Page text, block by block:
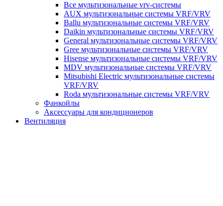
Все мультизональные vrv-системы
AUX мультизональные системы VRF/VRV
Ballu мультизональные системы VRF/VRV
Daikin мультизональные системы VRF/VRV
General мультизональные системы VRF/VRV
Gree мультизональные системы VRF/VRV
Hisense мультизональные системы VRF/VRV
MDV мультизональные системы VRF/VRV
Mitsubishi Electric мультизональные системы
VRF/VRV
Roda мультизональные системы VRF/VRV
Фанкойлы
Аксессуары для кондиционеров
Вентиляция